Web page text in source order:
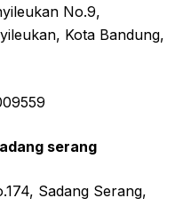
No.9,
Kota Bandung,
serang
Sadang Serang,